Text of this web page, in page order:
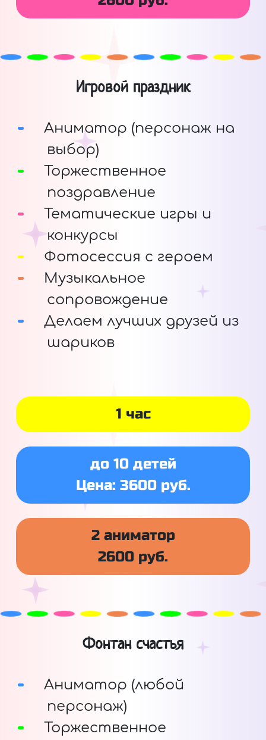
Игровой праздник
Аниматор (персонаж на
выбор)
Торжественное
поздравление
Тематические игры и
конкурсы
Фотосессия с героем
Музыкальное
сопровождение
Делаем лучших друзей из
шариков
1 час
до 10 детей
Цена: 3600 руб.
2 аниматор
2600 руб.
Фонтан счастья
Аниматор (любой
персонаж)
Торжественное